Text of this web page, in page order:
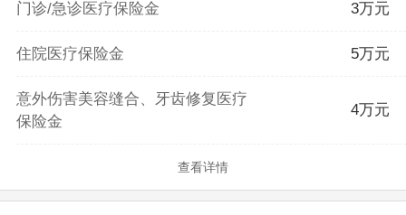
门诊/急诊医疗保险金 3万元
住院医疗保险金 5万元
意外伤害美容缝合、牙齿修复医疗
保险金
4万元
查看详情